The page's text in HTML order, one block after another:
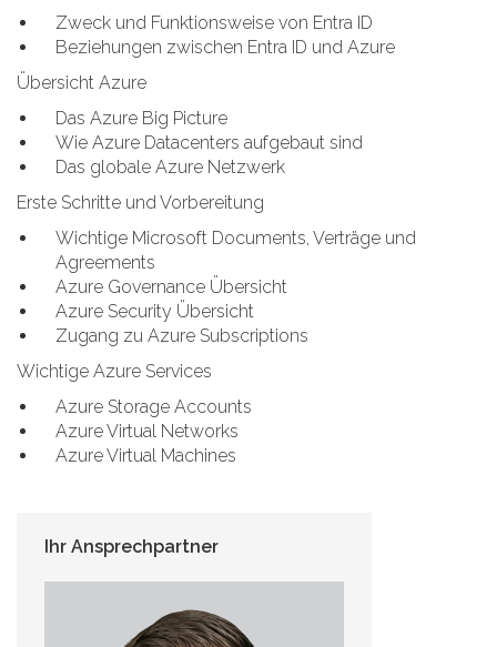
Zweck und Funktionsweise von Entra ID
Beziehungen zwischen Entra ID und Azure
Übersicht Azure
Das Azure Big Picture
Wie Azure Datacenters aufgebaut sind
Das globale Azure Netzwerk
Erste Schritte und Vorbereitung
Wichtige Microsoft Documents, Verträge und
Agreements
Azure Governance Übersicht
Azure Security Übersicht
Zugang zu Azure Subscriptions
Wichtige Azure Services
Azure Storage Accounts
Azure Virtual Networks
Azure Virtual Machines
Ihr Ansprechpartner